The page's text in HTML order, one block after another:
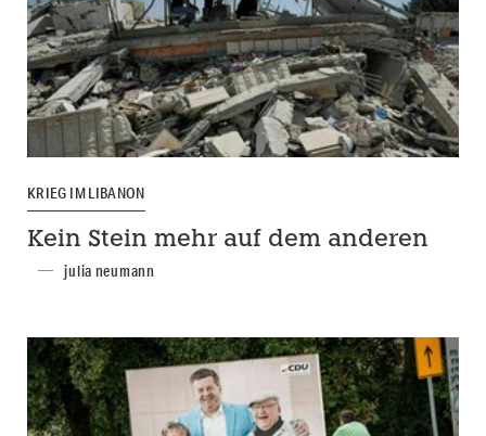
KRIEG IM LIBANON
Kein Stein mehr auf dem anderen
julia neumann